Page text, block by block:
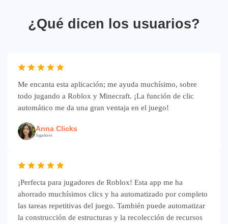
¿Qué dicen los usuarios?
Me encanta esta aplicación; me ayuda muchísimo, sobre
todo jugando a Roblox y Minecraft. ¡La función de clic
automático me da una gran ventaja en el juego!
Anna Clicks
Jugadores
¡Perfecta para jugadores de Roblox! Esta app me ha
ahorrado muchísimos clics y ha automatizado por completo
las tareas repetitivas del juego. También puede automatizar
la construcción de estructuras y la recolección de recursos